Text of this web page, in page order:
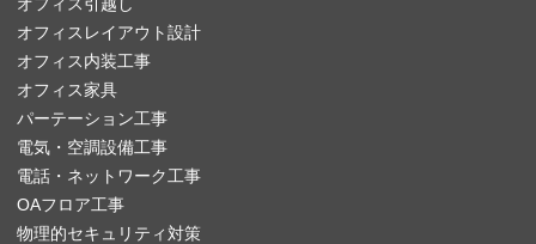
オフィスレイアウト設計
オフィス内装工事
オフィス家具
パーテーション工事
電気・空調設備工事
電話・ネットワーク工事
OAフロア工事
物理的セキュリティ対策